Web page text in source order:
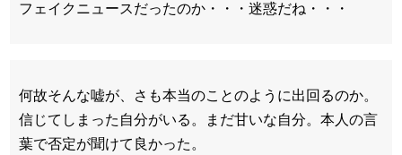
フェイクニュースだったのか・・・迷惑だね・・・
何故そんな嘘が、さも本当のことのように出回るのか。
信じてしまった自分がいる。まだ甘いな自分。本人の言
葉で否定が聞けて良かった。